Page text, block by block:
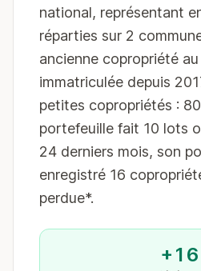
national, représentant
réparties sur 2
ancienne copropriété
immatriculée depuis
petites copropriétés :
portefeuille fait 10 lots
24 derniers mois, son
enregistré 16
perdue*.
+16